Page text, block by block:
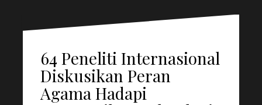
64 Peneliti Internasional
Diskusikan Peran
Agama Hadapi